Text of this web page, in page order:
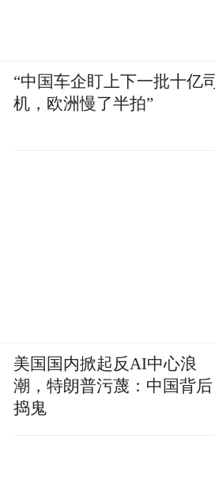
“中国车企盯上下一批十亿司
机，欧洲慢了半拍”
美国国内掀起反AI中心浪
潮，特朗普污蔑：中国背后
捣鬼